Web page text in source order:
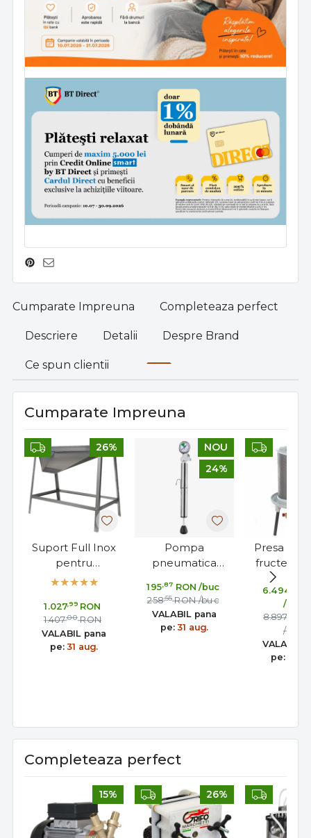
Cumparate Impreuna Completeaza perfect
Descriere Detalii Despre Brand
Ce spun clientii
Cumparate Impreuna
26%
Suport Full Inox
pentru
Zdrobitoare și
Grifo, cu Jgheab
1.027,99 RON
1.407,00 RON
VALABIL pana
pe: 31 aug.
NOU
24%
Pompa
pneumatica
flotant cisterna
inox cu
manometru |
195,87 RON /buc
258,55 RON /buc
VALABIL pana
pe: 31 aug.
Presa
fructe
Grifo
struguri
must si
6.494
/buc
8.897
/buc
VALABIL
pe:
Completeaza perfect
15% 26%